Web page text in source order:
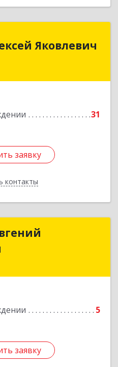
Яковлевич
31
заявку
контакты
Яковлевич
г. Благовещенск, ул.
заявку
5
заявку
Евгений
Подробнее
заявку